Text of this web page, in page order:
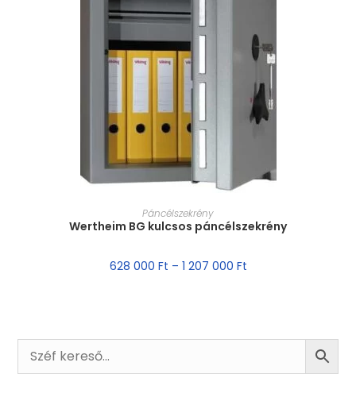
MÉRET VÁLASZTÁSA
Páncélszekrény
Wertheim BG kulcsos páncélszekrény
628 000 Ft – 1 207 000 Ft